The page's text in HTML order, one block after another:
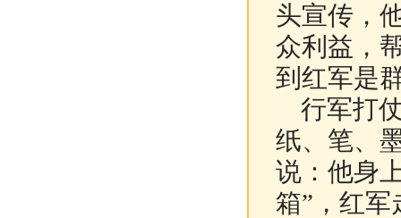
头宣传，
众利益，
到红军是
行军打
纸、笔、
说：他身
箱”，红